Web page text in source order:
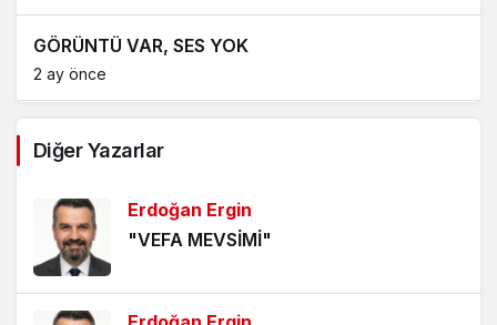
GÖRÜNTÜ VAR, SES YOK
2 ay önce
2 ay önce
GÖZE BATAN EMEK
3 ay önce
Diğer Yazarlar
Erdoğan Ergin
"VEFA MEVSİMİ"